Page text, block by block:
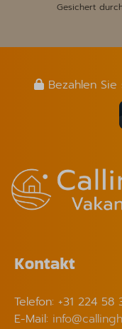
Gesichert
Bezahlen Sie
Kontakt
Telefon: +31 224 58
E-Mail: